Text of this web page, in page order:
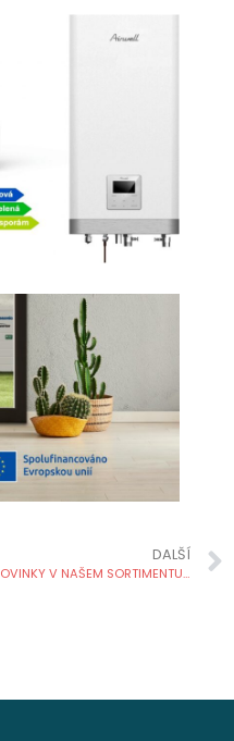
DALŠÍ
NOVINKY V NAŠEM SORTIMENTU: montážní příslušenství a čerpadla kondenzátu!